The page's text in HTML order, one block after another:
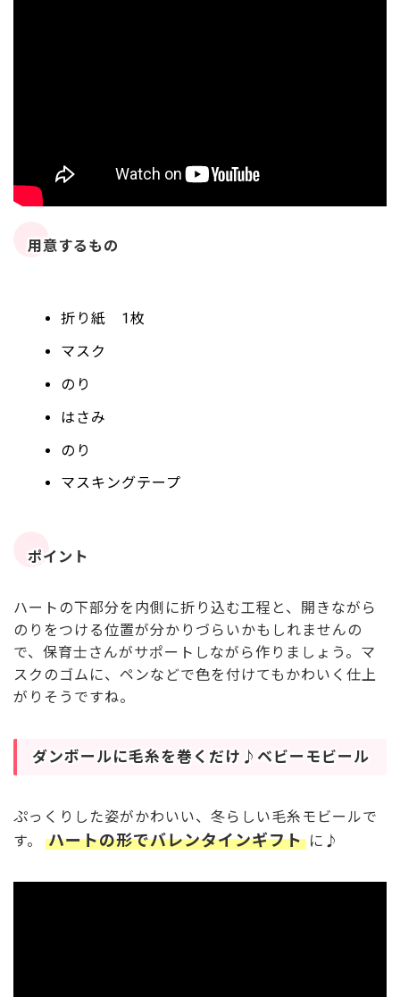
用意するもの
折り紙 1枚
マスク
のり
はさみ
のり
マスキングテープ
ポイント
ハートの下部分を内側に折り込む工程と、開きながら
のりをつける位置が分かりづらいかもしれませんの
で、保育士さんがサポートしながら作りましょう。マ
スクのゴムに、ペンなどで色を付けてもかわいく仕上
がりそうですね。
ダンボールに毛糸を巻くだけ♪ベビーモビール
ぷっくりした姿がかわいい、冬らしい毛糸モビールで
す。
ハートの形でバレンタインギフト に♪